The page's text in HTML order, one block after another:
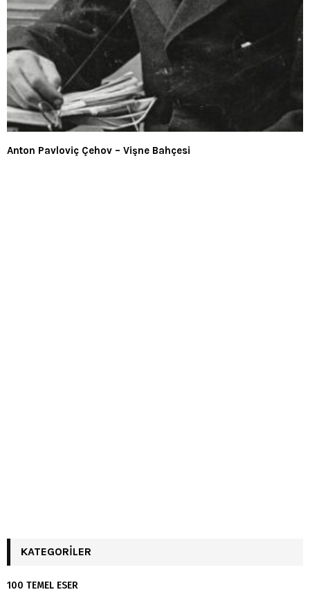
Anton Pavloviç Çehov – Vişne Bahçesi
KATEGORILER
100 TEMEL ESER